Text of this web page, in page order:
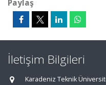
Paylaş
İletişim Bilgileri
Karadeniz Teknik